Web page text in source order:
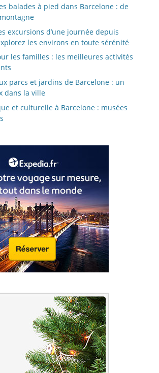
balades à pied dans Barcelone : de
excursions d’une journée depuis
les environs en toute sérénité
les familles : les meilleures activités
parcs et jardins de Barcelone : un
dans la ville
et culturelle à Barcelone : musées